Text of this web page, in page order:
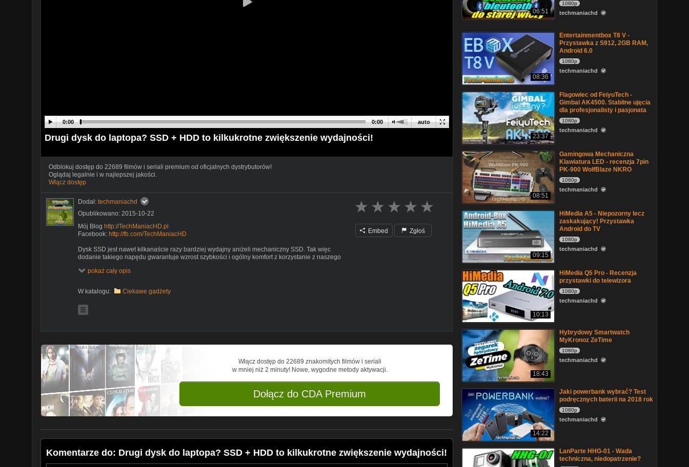
auto
0:00 0:00
Drugi dysk do laptopa? SSD + HDD to kilkukrotne zwiększenie wydajności!
Odblokuj dostęp do 22689 filmów i seriali premium od oficjalnych dystrybutorów!
Oglądaj legalnie i w najlepszej jakości.
Włącz dostęp
Dodał: techmaniachd
Opublikowano: 2015-10-22
Mój Blog http://TechManiacHD.pl
Facebook: http://fb.com/TechManiacHD
Dysk SSD jest nawet kilkanaście razy bardziej wydajny aniżeli mechaniczny SSD. Tak więc
dodanie takiego napędu gwarantuje wzrost szybkości i ogólny komfort z korzystanie z naszego
W tym nagraniu przedstawię Wam, jak w prosty sposób możecie dołożyć drugi dysk twardy do
Da to Wam możliwość dołożenia dysku SSD jako podstawowy + HDD na pozostałe, duże pliki.
Mój kanał ze zwykłego, jesiennego hobby 2015 roku powoli staje się czymś o wiele większym i
Ice Flow by Kevin MacLeod is licensed under a Creative Commons Attribution license
(https://creativecommons.org/licenses/by/4.0/)
Source:
http://incompetech.com/music/royalty-free/index.html?isrc=USUAN1200088
Artist: http://incompetech.com/
pokaż cały opis
W katalogu: Ciekawe gadżety
Embed Zgłoś
Włącz dostęp do 22689 znakomitych filmów i seriali
w mniej niż 2 minuty! Nowe, wygodne metody aktywacji.
Dołącz do CDA Premium
Komentarze do: Drugi dysk do laptopa? SSD + HDD to kilkukrotne zwiększenie wydajności!
06:51
1080p
techmaniachd
08:36
Entertainmentbox T8 V -
Przystawka z S912, 2GB RAM,
Android 6.0
1080p
techmaniachd
23:37
Flagowiec od FeiyuTech -
Gimbal AK4500. Stabilne ujęcia
dla profesjonalisty i pasjonata
1080p
techmaniachd
08:51
Gamingowa Mechaniczna
Klawiatura LED - recenzja 7pin
PK-900 WolfBlaze NKRO
1080p
techmaniachd
09:15
HiMedia A5 - Niepozorny lecz
zaskakujący! Przystawka
Android do TV
1080p
techmaniachd
10:13
HiMedia Q5 Pro - Recenzja
przystawki do telewizora
1080p
techmaniachd
18:43
Hybrydowy Smartwatch
MyKronoz ZeTime
1080p
techmaniachd
14:22
Jaki powerbank wybrać? Test
podręcznych baterii na 2018 rok
1080p
techmaniachd
LanParte HHG-01 - Wada
techniczna, niedopatrzenie?